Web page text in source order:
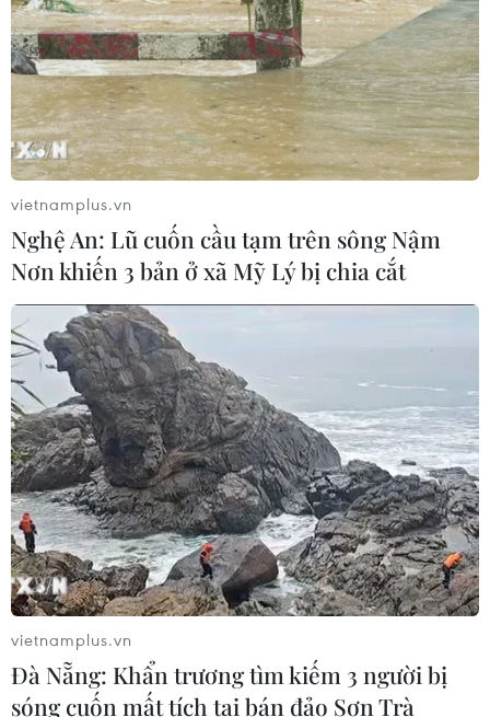
vietnamplus.vn
Nghệ An: Lũ cuốn cầu tạm trên sông Nậm
Nơn khiến 3 bản ở xã Mỹ Lý bị chia cắt
vietnamplus.vn
Đà Nẵng: Khẩn trương tìm kiếm 3 người bị
sóng cuốn mất tích tại bán đảo Sơn Trà